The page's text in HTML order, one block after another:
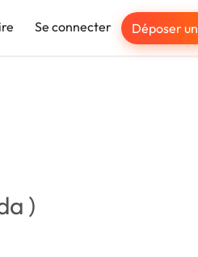
Se connecter Déposer
)